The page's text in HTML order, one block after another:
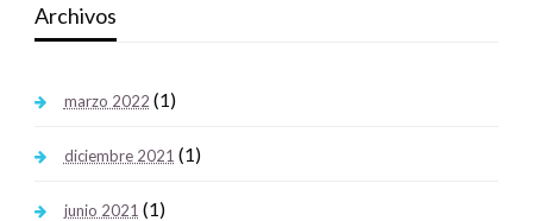
Archivos
marzo 2022 (1)
diciembre 2021 (1)
junio 2021 (1)